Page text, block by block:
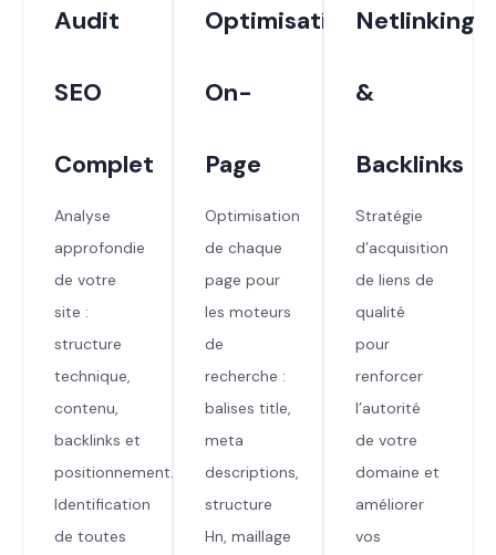
Audit
SEO
Complet
Analyse
approfondie
de votre
site :
structure
technique,
contenu,
backlinks et
positionnement.
Identification
de toutes
Optimisation
On-
Page
Optimisation
de chaque
page pour
les moteurs
de
recherche :
balises title,
meta
descriptions,
structure
Hn, maillage
Netlinking
&
Backlinks
Stratégie
d’acquisition
de liens de
qualité
pour
renforcer
l’autorité
de votre
domaine et
améliorer
vos